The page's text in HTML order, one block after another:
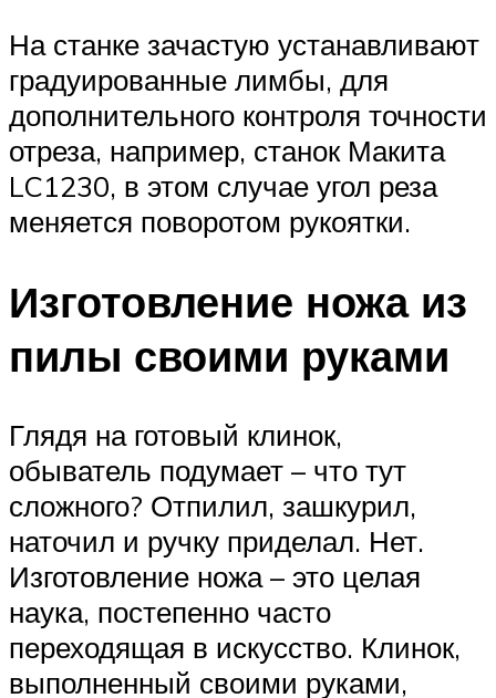
На станке зачастую устанавливают
градуированные лимбы, для
дополнительного контроля точности
отреза, например, станок Макита
LC1230, в этом случае угол реза
меняется поворотом рукоятки.
Изготовление ножа из
пилы своими руками
Глядя на готовый клинок,
обыватель подумает – что тут
сложного? Отпилил, зашкурил,
наточил и ручку приделал. Нет.
Изготовление ножа – это целая
наука, постепенно часто
переходящая в искусство. Клинок,
выполненный своими руками,